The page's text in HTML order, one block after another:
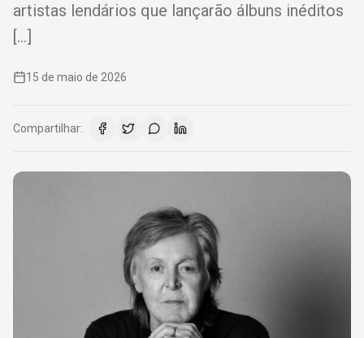
artistas lendários que lançarão álbuns inéditos
[…]
15 de maio de 2026
Compartilhar: